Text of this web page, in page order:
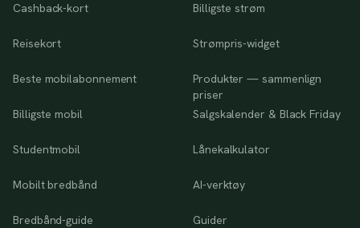
Cashback-kort
Reisekort
Beste mobilabonnement
Billigste mobil
Studentmobil
Mobilt bredbånd
Bredbånd-guide
Billigste strøm
Strømpris-widget
Produkter — sammenlign
priser
Salgskalender & Black Friday
Lånekalkulator
AI-verktøy
Guider